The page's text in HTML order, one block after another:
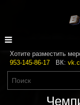
Хотите разместить
953-145-86-17 ВК: